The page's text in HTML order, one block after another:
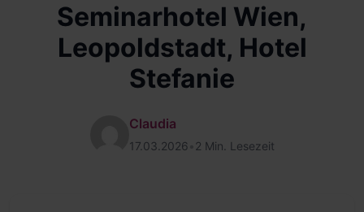
Seminarhotel Wien,
Leopoldstadt, Hotel
Stefanie
Claudia
17.03.2026 2 Min. Lesezeit